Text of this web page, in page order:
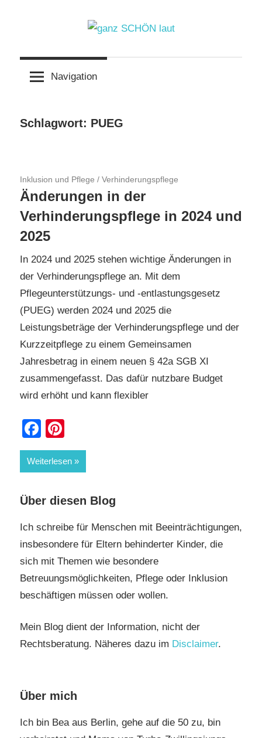
ganz
SCHÖN
laut
Navigation
Schlagwort: PUEG
17. November 2023
Inklusion und Pflege / Verhinderungspflege
Änderungen in der
Verhinderungspflege in 2024 und
2025
In 2024 und 2025 stehen wichtige Änderungen in
der Verhinderungspflege an. Mit dem
Pflegeunterstützungs- und -entlastungsgesetz
(PUEG) werden 2024 und 2025 die
Leistungsbeträge der Verhinderungspflege und der
Kurzzeitpflege zu einem Gemeinsamen
Jahresbetrag in einem neuen § 42a SGB XI
zusammengefasst. Das dafür nutzbare Budget
wird erhöht und kann flexibler
Facebook
Weiterlesen
Über diesen Blog
Ich schreibe für Menschen mit Beeinträchtigungen,
insbesondere für Eltern behinderter Kinder, die
sich mit Themen wie besondere
Betreuungsmöglichkeiten, Pflege oder Inklusion
beschäftigen müssen oder wollen.
Mein Blog dient der Information, nicht der
Rechtsberatung. Näheres dazu im Disclaimer.
Über mich
Ich bin Bea aus Berlin, gehe auf die 50 zu, bin